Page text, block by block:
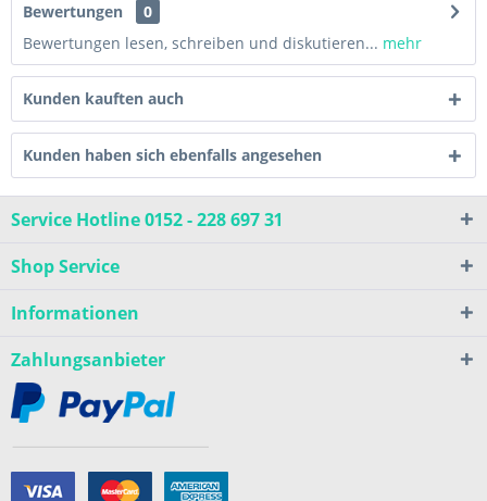
Bewertungen
0
Bewertungen lesen, schreiben und diskutieren... mehr
Kunden kauften auch
Kunden haben sich ebenfalls angesehen
Service Hotline 0152 - 228 697 31
Shop Service
Informationen
Zahlungsanbieter